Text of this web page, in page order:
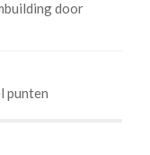
door
punten